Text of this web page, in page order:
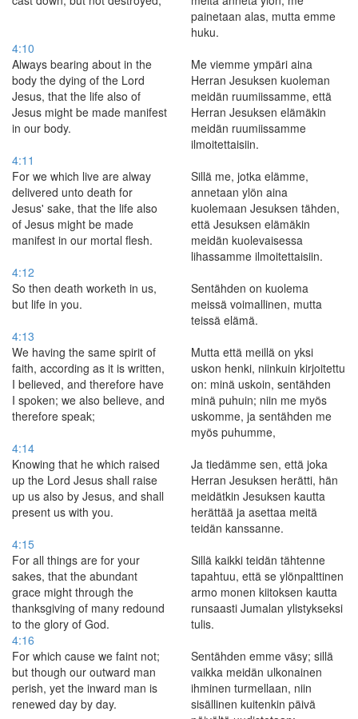
painetaan alas, mutta emme
huku.
4:10
Always bearing about in the
body the dying of the Lord
Jesus, that the life also of
Jesus might be made manifest
in our body.
Me viemme ympäri aina
Herran Jesuksen kuoleman
meidän ruumiissamme, että
Herran Jesuksen elämäkin
meidän ruumiissamme
ilmoitettaisiin.
4:11
For we which live are alway
delivered unto death for
Jesus' sake, that the life also
of Jesus might be made
manifest in our mortal flesh.
Sillä me, jotka elämme,
annetaan ylön aina
kuolemaan Jesuksen tähden,
että Jesuksen elämäkin
meidän kuolevaisessa
lihassamme ilmoitettaisiin.
4:12
So then death worketh in us,
but life in you.
Sentähden on kuolema
meissä voimallinen, mutta
teissä elämä.
4:13
We having the same spirit of
faith, according as it is written,
I believed, and therefore have
I spoken; we also believe, and
therefore speak;
Mutta että meillä on yksi
uskon henki, niinkuin kirjoitettu
on: minä uskoin, sentähden
minä puhuin; niin me myös
uskomme, ja sentähden me
myös puhumme,
4:14
Knowing that he which raised
up the Lord Jesus shall raise
up us also by Jesus, and shall
present us with you.
Ja tiedämme sen, että joka
Herran Jesuksen herätti, hän
meidätkin Jesuksen kautta
herättää ja asettaa meitä
teidän kanssanne.
4:15
For all things are for your
sakes, that the abundant
grace might through the
thanksgiving of many redound
to the glory of God.
Sillä kaikki teidän tähtenne
tapahtuu, että se ylönpalttinen
armo monen kiitoksen kautta
runsaasti Jumalan ylistykseksi
tulis.
4:16
For which cause we faint not;
but though our outward man
perish, yet the inward man is
renewed day by day.
Sentähden emme väsy; sillä
vaikka meidän ulkonainen
ihminen turmellaan, niin
sisällinen kuitenkin päivä